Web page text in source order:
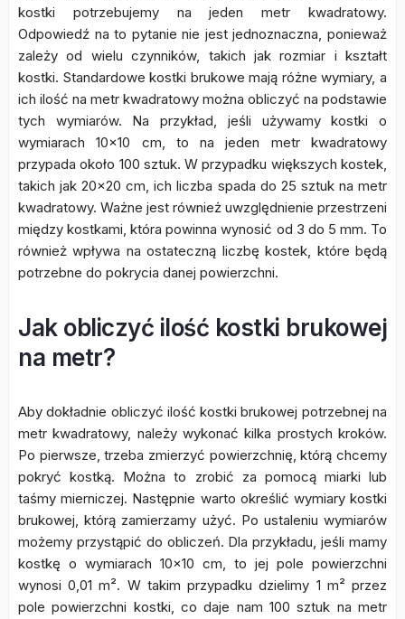
kostki potrzebujemy na jeden metr kwadratowy.
Odpowiedź na to pytanie nie jest jednoznaczna, ponieważ
zależy od wielu czynników, takich jak rozmiar i kształt
kostki. Standardowe kostki brukowe mają różne wymiary, a
ich ilość na metr kwadratowy można obliczyć na podstawie
tych wymiarów. Na przykład, jeśli używamy kostki o
wymiarach 10×10 cm, to na jeden metr kwadratowy
przypada około 100 sztuk. W przypadku większych kostek,
takich jak 20×20 cm, ich liczba spada do 25 sztuk na metr
kwadratowy. Ważne jest również uwzględnienie przestrzeni
między kostkami, która powinna wynosić od 3 do 5 mm. To
również wpływa na ostateczną liczbę kostek, które będą
potrzebne do pokrycia danej powierzchni.
Jak obliczyć ilość kostki brukowej
na metr?
Aby dokładnie obliczyć ilość kostki brukowej potrzebnej na
metr kwadratowy, należy wykonać kilka prostych kroków.
Po pierwsze, trzeba zmierzyć powierzchnię, którą chcemy
pokryć kostką. Można to zrobić za pomocą miarki lub
taśmy mierniczej. Następnie warto określić wymiary kostki
brukowej, którą zamierzamy użyć. Po ustaleniu wymiarów
możemy przystąpić do obliczeń. Dla przykładu, jeśli mamy
kostkę o wymiarach 10×10 cm, to jej pole powierzchni
wynosi 0,01 m². W takim przypadku dzielimy 1 m² przez
pole powierzchni kostki, co daje nam 100 sztuk na metr